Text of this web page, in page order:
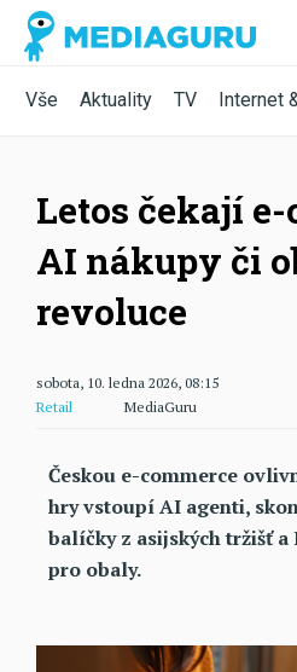
Vše Aktuality TV Internet
Letos čekají
AI nákupy či
revoluce
sobota, 10. ledna 2026, 08:15
Retail
MediaGuru
Českou e-commerce
hry vstoupí AI agenti,
balíčky z asijských tržišť
pro obaly.